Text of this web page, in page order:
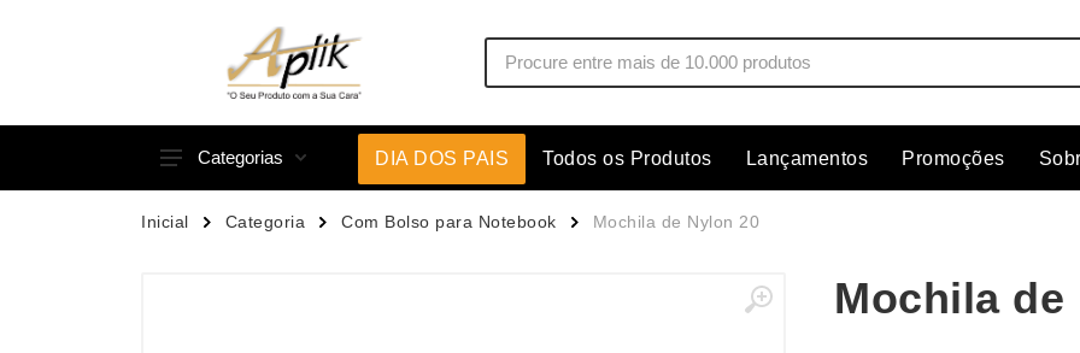
Categorias
Acessórios p/ Celular
Canecas
Copos
Cuidados Pessoais
Fones de
DIA DOS PAIS Todos os Produtos Lançamentos Promoções
Inicial Categoria Com Bolso para Notebook Mochila de Nylon 20
Mochila de